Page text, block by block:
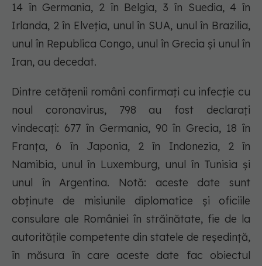
14 în Germania, 2 în Belgia, 3 în Suedia, 4 în
Irlanda, 2 în Elveția, unul în SUA, unul în Brazilia,
unul în Republica Congo, unul în Grecia și unul în
Iran, au decedat.
Dintre cetățenii români confirmați cu infecție cu
noul coronavirus, 798 au fost declarați
vindecați: 677 în Germania, 90 în Grecia, 18 în
Franța, 6 în Japonia, 2 în Indonezia, 2 în
Namibia, unul în Luxemburg, unul în Tunisia și
unul în Argentina. Notă: aceste date sunt
obținute de misiunile diplomatice și oficiile
consulare ale României în străinătate, fie de la
autoritățile competente din statele de reședință,
în măsura în care aceste date fac obiectul